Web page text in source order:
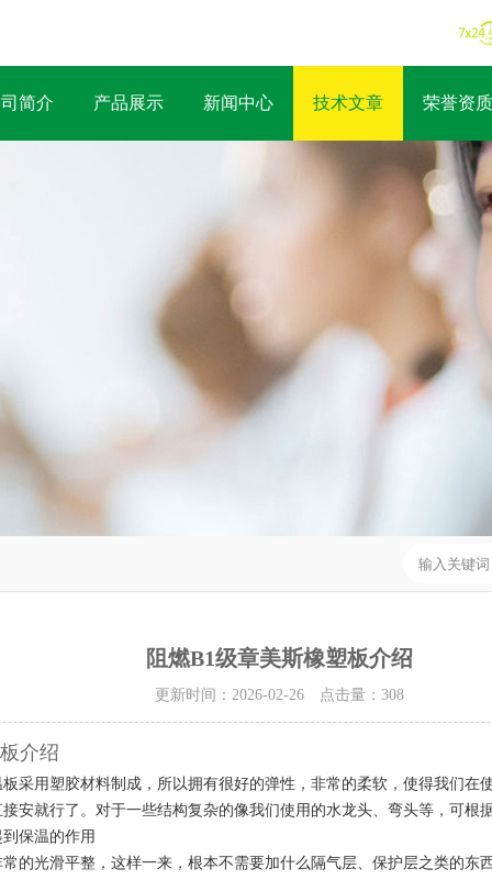
简介 产品展示 新闻中心 技术文章 荣誉资质
阻燃B1级章美斯橡塑板介绍
更新时间：2026-02-26 点击量： 308
介绍
采用塑胶材料制成，所以拥有很好的弹性，非常的柔软，使得我们在
安就行了。对于一些结构复杂的像我们使用的水龙头、弯头等，可根
保温的作用
的光滑平整，这样一来，根本不需要加什么隔气层、保护层之类的东